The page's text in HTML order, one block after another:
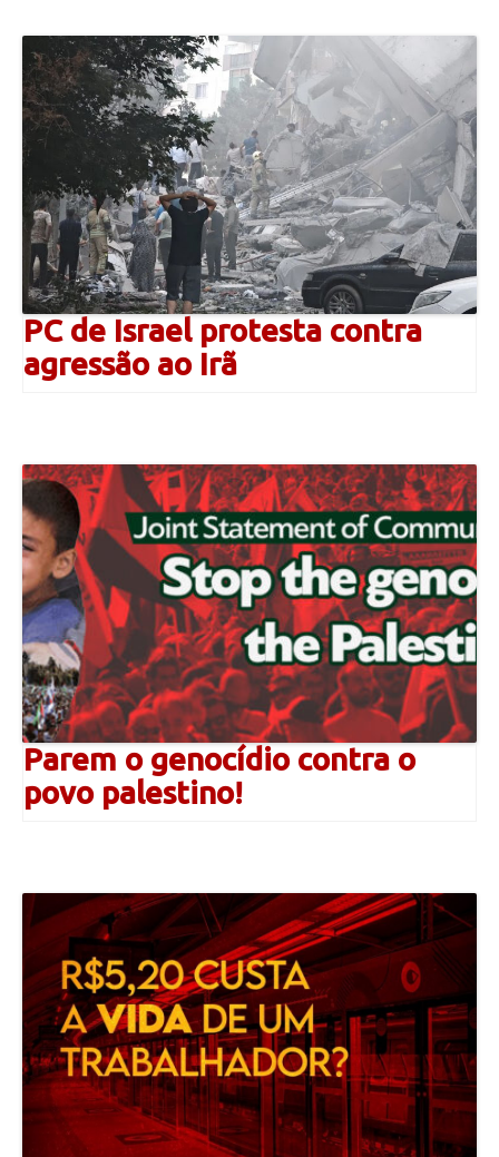
PC de Israel protesta contra
agressão ao Irã
Parem o genocídio contra o
povo palestino!